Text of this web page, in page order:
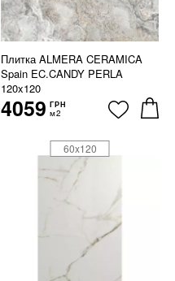
Плитка ALMERA CERAMICA
Spain EC.CANDY PERLA
120x120
4059 ГРН
м2
60x120